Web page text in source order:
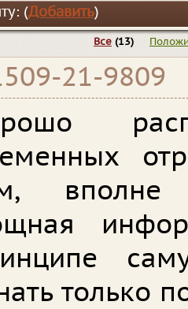
(Добавить)
Все (13)
21-9809
вполне
только